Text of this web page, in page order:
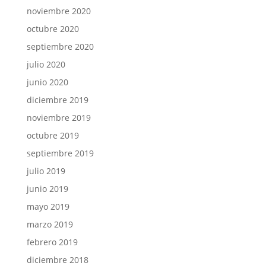
noviembre 2020
octubre 2020
septiembre 2020
julio 2020
junio 2020
diciembre 2019
noviembre 2019
octubre 2019
septiembre 2019
julio 2019
junio 2019
mayo 2019
marzo 2019
febrero 2019
diciembre 2018